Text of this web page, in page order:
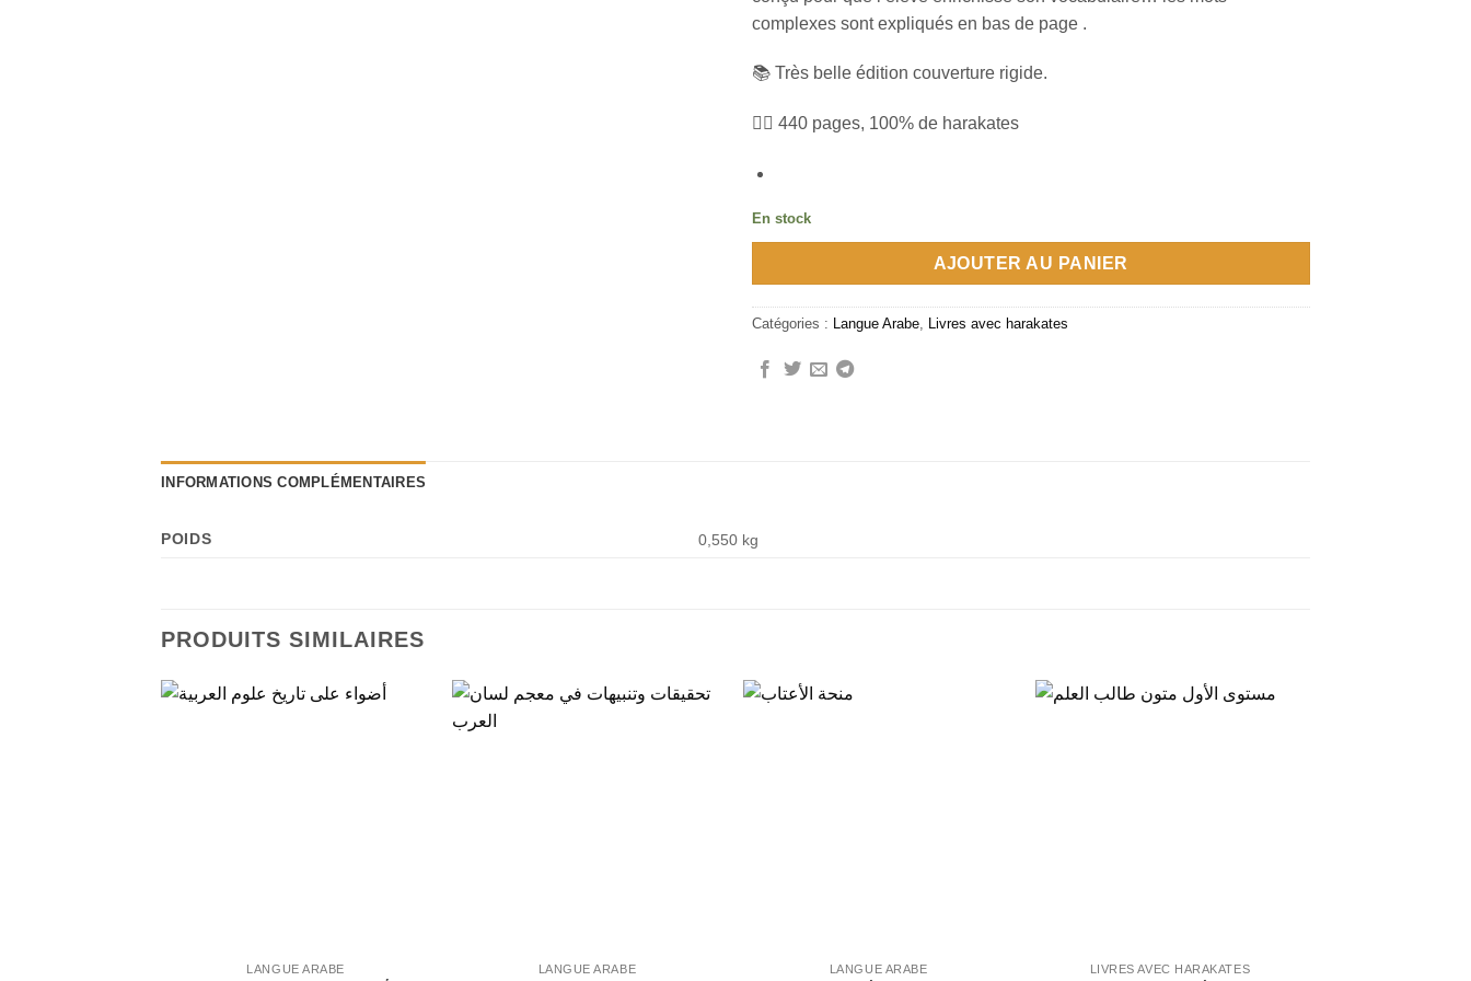
complexes sont expliqués en bas de page .
📚 Très belle édition couverture rigide.
✍🏼 440 pages, 100% de harakates
En stock
AJOUTER AU PANIER
Catégories : Langue Arabe, Livres avec harakates
INFORMATIONS COMPLÉMENTAIRES
POIDS 0,550 kg
PRODUITS SIMILAIRES
LANGUE ARABE LANGUE ARABE LANGUE ARABE LIVRES AVEC HARAKATES